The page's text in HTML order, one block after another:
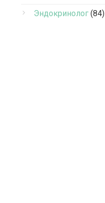
Эндокринолог (84)